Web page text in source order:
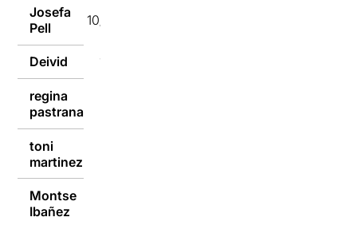
Josefa
Pell
10/01/2017
Deivid 10/01/2017
regina
pastrana
toni
martinez
Montse
Ibañez